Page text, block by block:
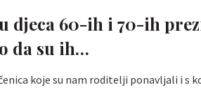
djeca 60-ih i 70-ih
da su ih…
koje su nam roditelji ponavljali i s